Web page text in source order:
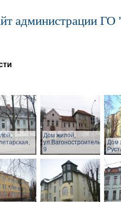
администрации ГО
Дом жилой,
ул.Вагоностроительная,
9
Дом